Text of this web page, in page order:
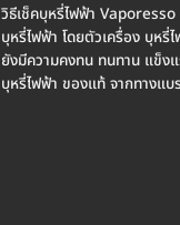
วิธีเช็คบุหรี่ไฟฟ้า
บุหรี่ไฟฟ้า โดยตัวเครื่อง บุห
ยังมีความคงทน ทนทาน แข็ง
บุหรี่ไฟฟ้า ของแท้ จากทางแบ